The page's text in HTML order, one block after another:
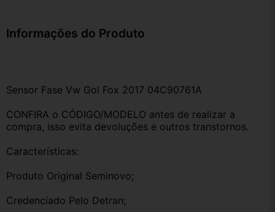
Informações do Produto
Sensor Fase Vw Gol Fox 2017 04C90761A
CONFIRA o CÓDIGO/MODELO antes de realizar a
compra, isso evita devoluções e outros transtornos.
Características:
Produto Original Seminovo;
Credenciado Pelo Detran;